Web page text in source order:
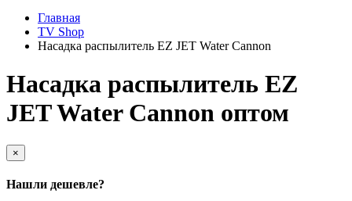
Главная
TV Shop
Насадка распылитель EZ JET Water Cannon
Насадка распылитель EZ
JET Water Cannon оптом
×
Нашли дешевле?